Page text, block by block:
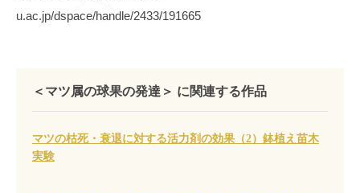
u.ac.jp/dspace/handle/2433/191665
＜マツ属の球果の発達＞ に関連する作品
マツの枯死・衰退に対する活力剤の効果（2）鉢植え苗木
実験